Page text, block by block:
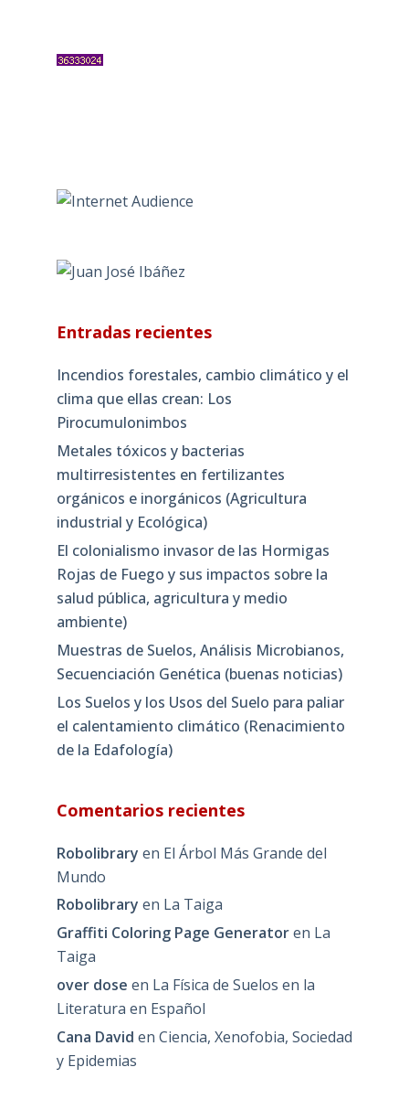
Entradas recientes
Incendios forestales, cambio climático y el
clima que ellas crean: Los
Pirocumulonimbos
Metales tóxicos y bacterias
multirresistentes en fertilizantes
orgánicos e inorgánicos (Agricultura
industrial y Ecológica)
El colonialismo invasor de las Hormigas
Rojas de Fuego y sus impactos sobre la
salud pública, agricultura y medio
ambiente)
Muestras de Suelos, Análisis Microbianos,
Secuenciación Genética (buenas noticias)
Los Suelos y los Usos del Suelo para paliar
el calentamiento climático (Renacimiento
de la Edafología)
Comentarios recientes
Robolibrary en El Árbol Más Grande del
Mundo
Robolibrary en La Taiga
Graffiti Coloring Page Generatoren La
Taiga
over dose en La Física de Suelos en la
Literatura en Español
Cana David en Ciencia, Xenofobia, Sociedad
y Epidemias